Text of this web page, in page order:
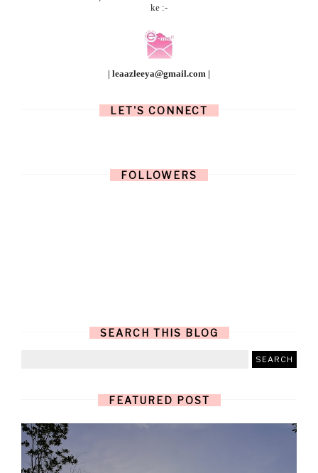
ke :-
| leaazleeya@gmail.com |
LET'S CONNECT
FOLLOWERS
SEARCH THIS BLOG
FEATURED POST